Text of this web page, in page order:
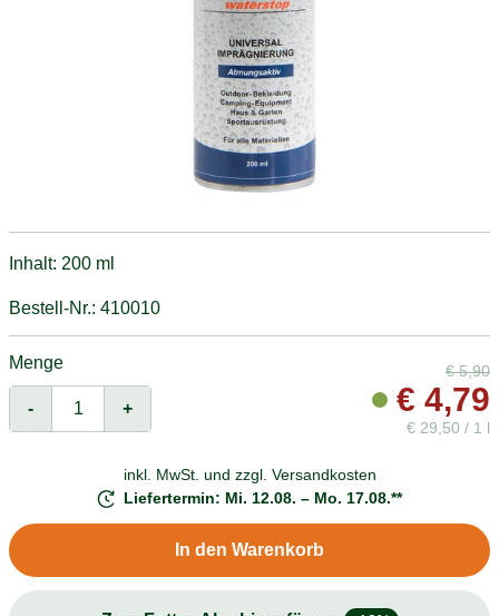
Inhalt: 200 ml
Bestell-Nr.: 410010
Menge
- +
€5,90
€ 4,79
€ 29,50 / 1 l
inkl. MwSt. und zzgl. Versandkosten
Liefertermin: Mi. 12.08. – Mo. 17.08.**
In den Warenkorb